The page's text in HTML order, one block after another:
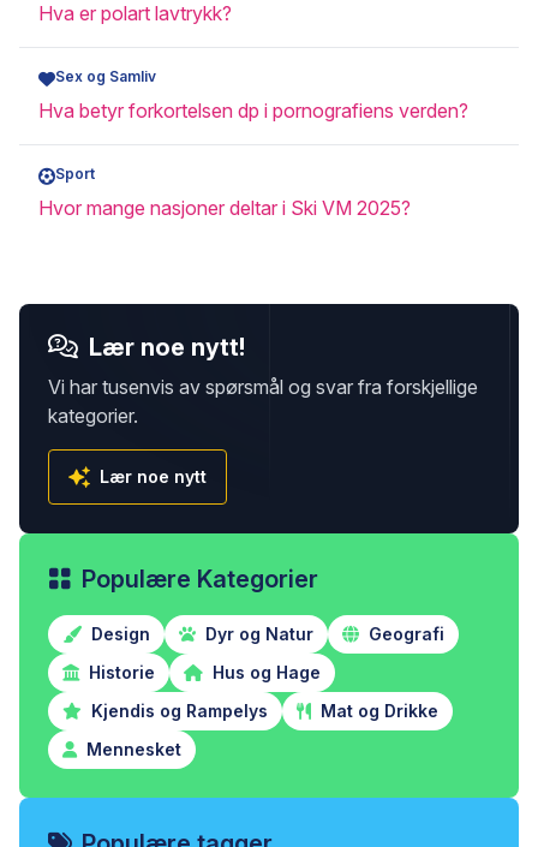
Hva er polart lavtrykk?
Sex og Samliv
Hva betyr forkortelsen dp i pornografiens verden?
Sport
Hvor mange nasjoner deltar i Ski VM 2025?
Lær noe nytt!
Vi har tusenvis av spørsmål og svar fra forskjellige
kategorier.
Lær noe nytt
Populære Kategorier
Design Dyr og Natur
Geografi
Historie
Hus og Hage
Kjendis og Rampelys
Mat og Drikke
Mennesket